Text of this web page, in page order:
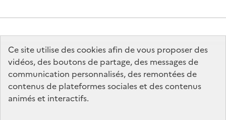
Ce site utilise des cookies afin de vous proposer des
vidéos, des boutons de partage, des messages de
communication personnalisés, des remontées de
contenus de plateformes sociales et des contenus
animés et interactifs.
MINISTÈRE
DE LA CULTURE